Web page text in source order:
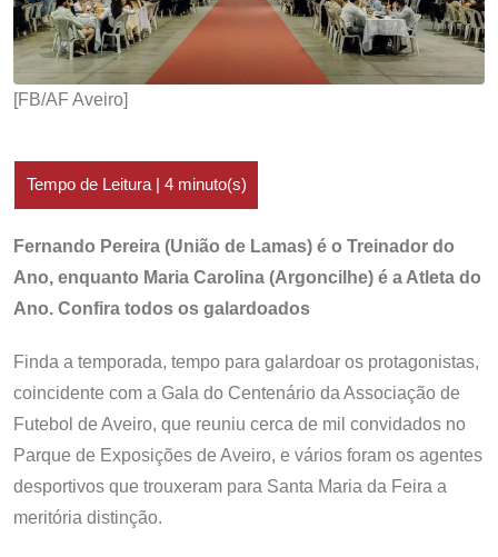
[FB/AF Aveiro]
Fernando Pereira (União de Lamas) é o Treinador do
Ano, enquanto Maria Carolina (Argoncilhe) é a Atleta do
Ano. Confira todos os galardoados
Finda a temporada, tempo para galardoar os protagonistas,
coincidente com a Gala do Centenário da Associação de
Futebol de Aveiro, que reuniu cerca de mil convidados no
Parque de Exposições de Aveiro, e vários foram os agentes
desportivos que trouxeram para Santa Maria da Feira a
meritória distinção.